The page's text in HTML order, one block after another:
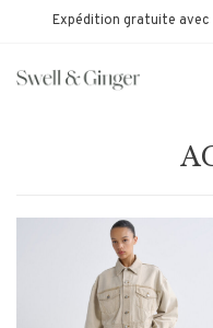
Expédition gratuite